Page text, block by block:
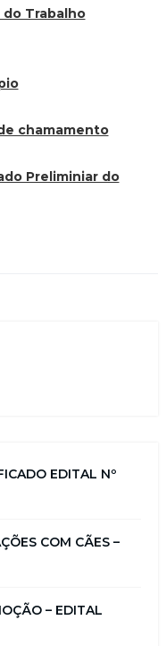
do Trabalho
chamamento
Preliminiar do
EDITAL Nº
COM CÃES –
– EDITAL